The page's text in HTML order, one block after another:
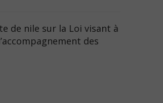
de nile sur la Loi visant à
des